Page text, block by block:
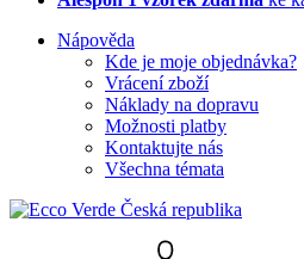
Nápověda
Kde je moje objednávka?
Vrácení zboží
Náklady na dopravu
Možnosti platby
Kontaktujte nás
Všechna témata